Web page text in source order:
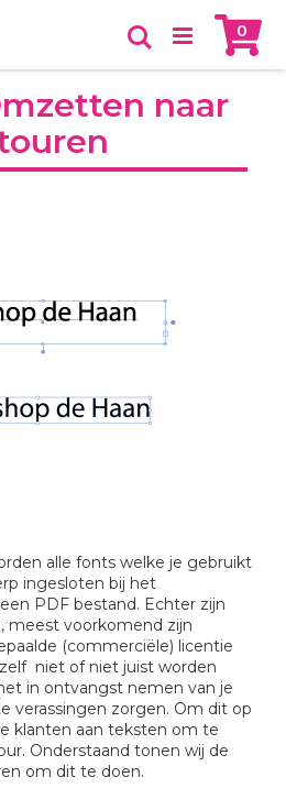
0
Zoeken
naar
alle fonts welke je gebruikt
ingesloten bij het
PDF bestand. Echter zijn
meest voorkomend zijn
(commerciële) licentie
niet of niet juist worden
in ontvangst nemen van je
verassingen zorgen. Om dit op
klanten aan teksten om te
Onderstaand tonen wij de
om dit te doen.